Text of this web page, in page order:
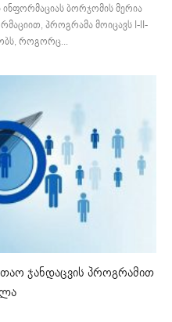
ინფორმაციას ბორჯომის მერია
პროგრამა მოიცავს I-II-
როგორც...
ჯანდაცვის პროგრამით